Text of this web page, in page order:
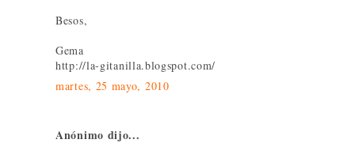
Besos,
Gema
http://la-gitanilla.blogspot.com/
martes, 25 mayo, 2010
Anónimo dijo...